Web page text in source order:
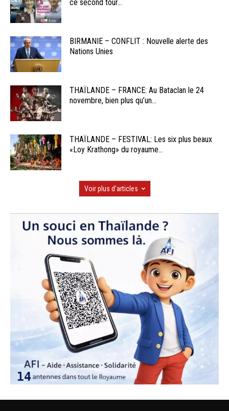
ce second tour...
BIRMANIE – CONFLIT : Nouvelle alerte des
Nations Unies
THAÏLANDE – FRANCE: Au Bataclan le 24
novembre, bien plus qu’un...
THAÏLANDE – FESTIVAL: Les six plus beaux
«Loy Krathong» du royaume...
Voir plus d'articles